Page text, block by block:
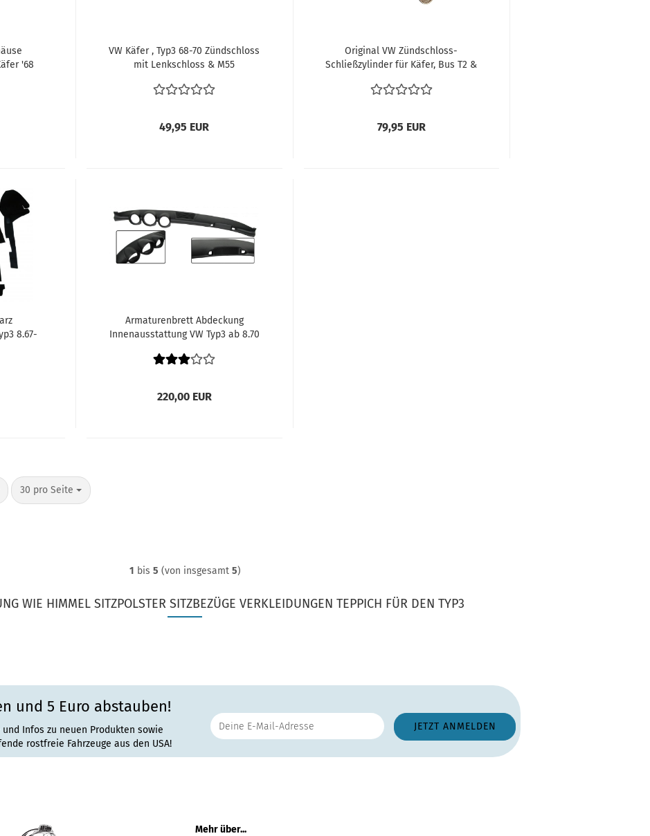
'68
VW Käfer , Typ3 68-70 Zündschloss
mit Lenkschloss & M55
Kolb 311905861A
49,95 EUR
Original VW Zündschloss-
Schließzylinder für Käfer, Bus T2 &
Schlüssel 113905853 K-Profil
79,95 EUR
8.67-
Armaturenbrett Abdeckung
Innenausstattung VW Typ3 ab 8.70
220,00 EUR
30 pro Seite
pro Seite
1 bis 5 (von insgesamt 5)
WIE HIMMEL SITZPOLSTER SITZBEZÜGE VERKLEIDUNGEN TEPPICH FÜR DEN TYP3
und 5 Euro abstauben!
Infos zu neuen Produkten sowie
rostfreie Fahrzeuge aus den USA!
Mehr über...